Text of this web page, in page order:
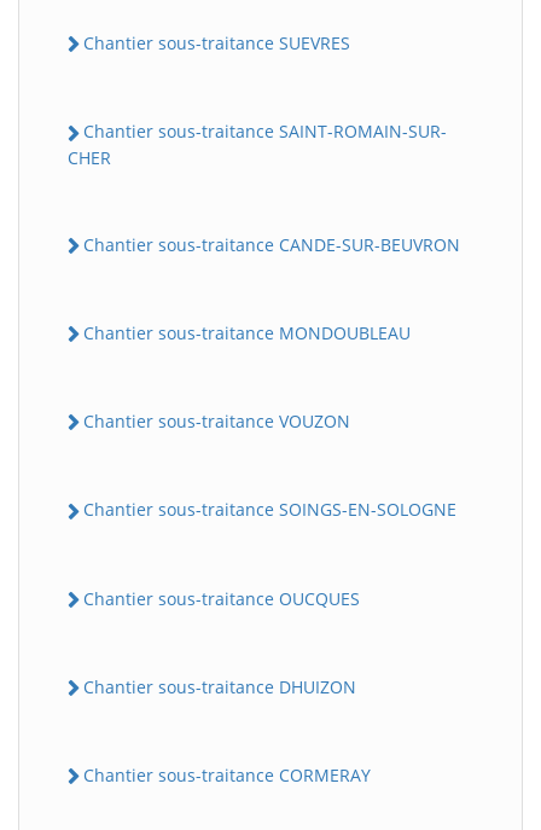
Chantier sous-traitance SUEVRES
Chantier sous-traitance SAINT-ROMAIN-SUR-
CHER
Chantier sous-traitance CANDE-SUR-BEUVRON
Chantier sous-traitance MONDOUBLEAU
Chantier sous-traitance VOUZON
Chantier sous-traitance SOINGS-EN-SOLOGNE
Chantier sous-traitance OUCQUES
Chantier sous-traitance DHUIZON
Chantier sous-traitance CORMERAY